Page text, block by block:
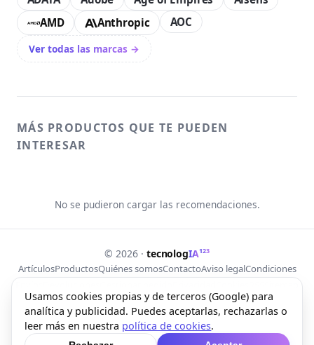
AMD
Anthropic AOC
Ver todas las marcas →
MÁS PRODUCTOS QUE TE PUEDEN
INTERESAR
No se pudieron cargar las recomendaciones.
© 2026 · tecnologIA123
ArtículosProductosQuiénes somosContactoAviso legalCondiciones
Web creada con Free Lab Tools
Usamos cookies propias y de terceros (Google) para
analítica y publicidad. Puedes aceptarlas, rechazarlas o
leer más en nuestra política de cookies.